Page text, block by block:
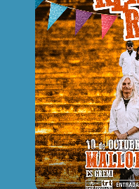
BARCELONA
MALLORCA
PODCASTS
TIENDA
EN VIVO AHORA!